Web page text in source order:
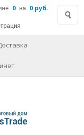
0 на 0 руб.